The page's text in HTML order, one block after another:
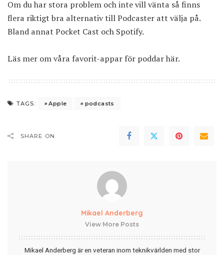
Om du har stora problem och inte vill vänta så finns
flera riktigt bra alternativ till Podcaster att välja på.
Bland annat Pocket Cast och Spotify.
Läs mer om våra favorit-appar för poddar här.
TAGS: Apple podcasts
SHARE ON
Mikael Anderberg
View More Posts
Mikael Anderberg är en veteran inom teknikvärlden med stor